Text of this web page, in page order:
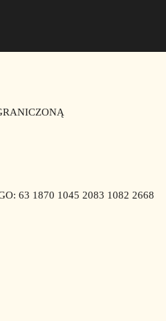
63 1870 1045 2083 1082 2668